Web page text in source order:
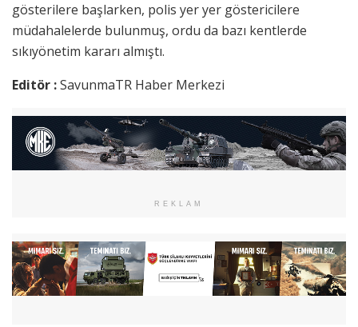
gösterilere başlarken, polis yer yer göstericilere
müdahalelerde bulunmuş, ordu da bazı kentlerde
sıkıyönetim kararı almıştı.
Editör :SavunmaTR Haber Merkezi
REKLAM